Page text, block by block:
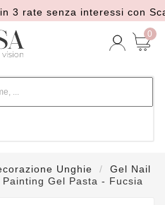
senza interessi con
0
Unghie
Gel Nail
Painting Gel Pasta - Fucsia